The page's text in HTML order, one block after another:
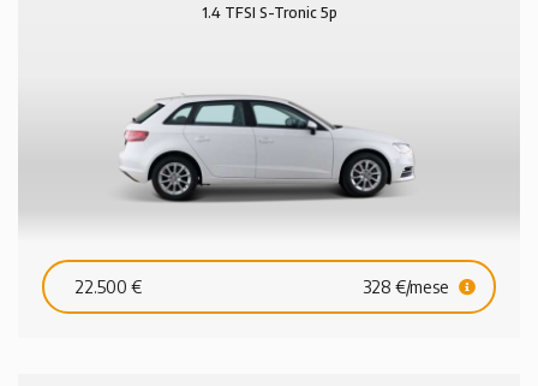
1.4 TFSI S-Tronic 5p
22.500 € 328 €/mese